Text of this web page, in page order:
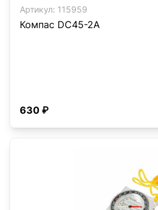
Артикул: 115959
Компас DC45-2A
630 ₽